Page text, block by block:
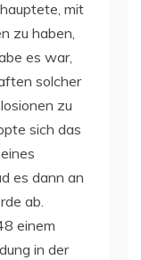
mit
zu haben,
es war,
solcher
zu
sich das
es dann an
ab.
einem
in der